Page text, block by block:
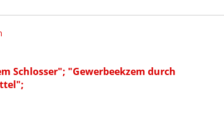
Schlosser"; "Gewerbeekzem durch